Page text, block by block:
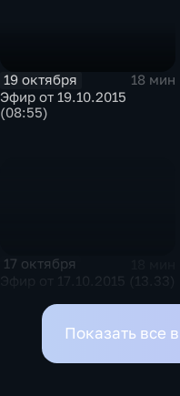
19 октября
18 мин
Эфир от 19.10.2015
(08:55)
17 октября
Показать все